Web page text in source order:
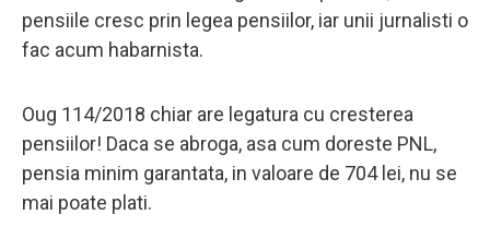
pensiile cresc prin legea pensiilor, iar unii jurnalisti o
fac acum habarnista.
Oug 114/2018 chiar are legatura cu cresterea
pensiilor! Daca se abroga, asa cum doreste PNL,
pensia minim garantata, in valoare de 704 lei, nu se
mai poate plati.